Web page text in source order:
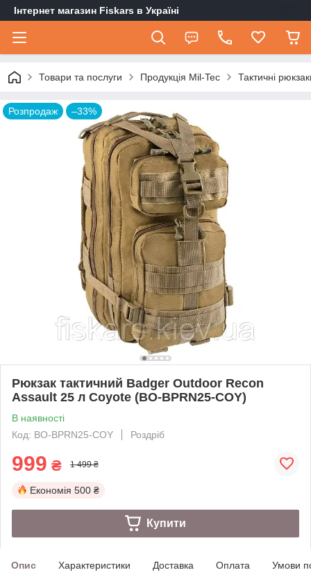
Інтернет магазин Fiskars в Україні
Товари та послуги Продукція Mil-Tec Тактичні
Розпродаж –33%
Рюкзак тактичний Badger Outdoor Recon
Assault 25 л Coyote (BO-BPRN25-COY)
В наявності
Код: BO-BPRN25-COY
Роздріб
999 ₴ 1 499 ₴
Економія 500 ₴
Купити
Опис Характеристики Доставка Оплата Умови